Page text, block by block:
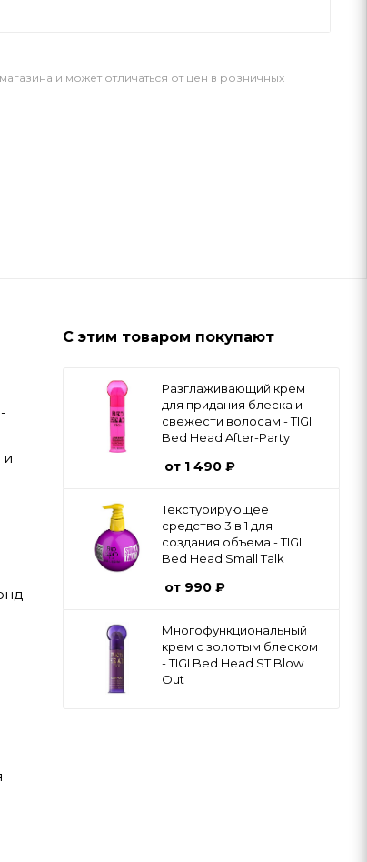
и может отличаться от цен в розничных
и
С этим товаром покупают
Разглаживающий крем
для придания блеска и
свежести волосам - TIGI
Bed Head After-Party
от 1 490 ₽
Текстурирующее
средство 3 в 1 для
создания объема - TIGI
Bed Head Small Talk
от 990 ₽
Многофункциональный
крем с золотым блеском
- TIGI Bed Head ST Blow
Out